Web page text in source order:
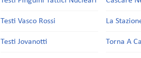
Testi Vasco Rossi
Testi Jovanotti
La
Torna A